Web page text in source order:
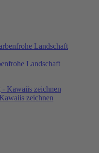
Landschaft
zeichnen